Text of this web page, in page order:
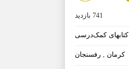
741 بازدید
کتابهای کمک‌درسی
کرمان رفسنجان